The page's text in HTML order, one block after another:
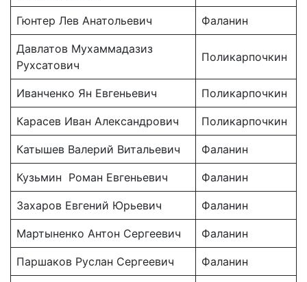
Гюнтер Лев Анатольевич Фаланин
Давлатов Мухаммадазиз
Рухсатович
Поликарпочкин
Иванченко Ян Евгеньевич Поликарпочкин
Карасев Иван Александрович Поликарпочкин
Катышев Валерий Витальевич Фаланин
Кузьмин Роман Евгеньевич Фаланин
Захаров Евгений Юрьевич Фаланин
Мартыненко Антон Сергеевич Фаланин
Паршаков Руслан Сергеевич Фаланин